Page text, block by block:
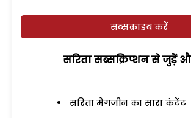
सब्सक्राइब करें
सरिता सब्सक्रिप्शन से जुड़ेें
सरिता मैगजीन का सारा कंटेंट